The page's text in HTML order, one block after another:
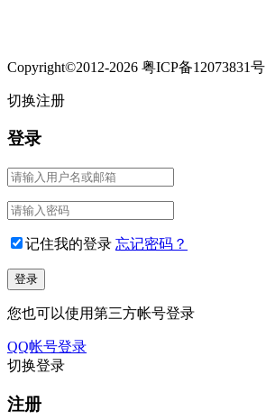
Copyright©2012-2026 粤ICP备12073831号
切换注册
登录
记住我的登录 忘记密码？
您也可以使用第三方帐号登录
QQ帐号登录
切换登录
注册